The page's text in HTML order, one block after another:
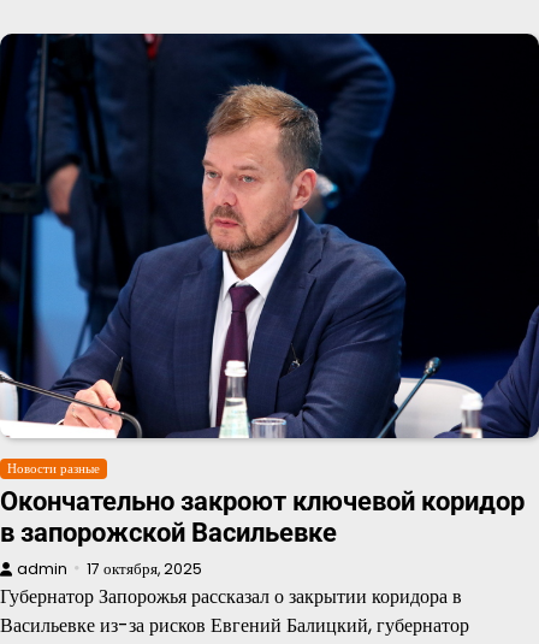
Новости разные
Окончательно закроют ключевой коридор
в запорожской Васильевке
admin 17 октября, 2025
Губернатор Запорожья рассказал о закрытии коридора в
Васильевке из-за рисков Евгений Балицкий, губернатор